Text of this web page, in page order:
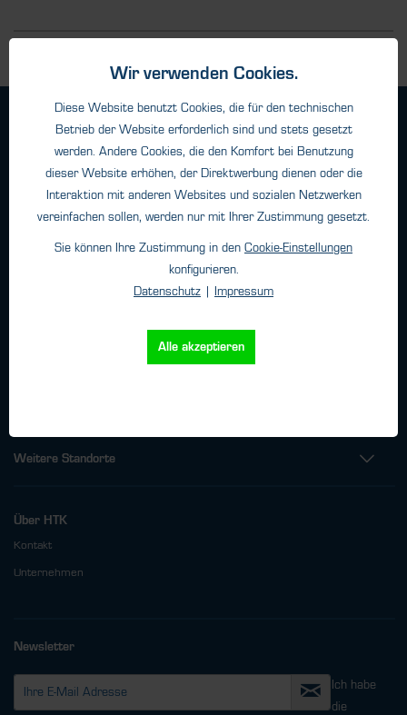
Haftungsangaben
Datenschutz
Impressum
Oehleckerring 32 • 22419 Hamburg
Telefon: +49 (0)40 - 600 38 38 - 0
Weitere Standorte
Über HTK
Kontakt
Unternehmen
Newsletter
Ich habe
die
Wir verwenden Cookies.
Diese Website benutzt Cookies, die für den technischen
Betrieb der Website erforderlich sind und stets gesetzt
werden. Andere Cookies, die den Komfort bei Benutzung
dieser Website erhöhen, der Direktwerbung dienen oder die
Interaktion mit anderen Websites und sozialen Netzwerken
vereinfachen sollen, werden nur mit Ihrer Zustimmung gesetzt.
Sie können Ihre Zustimmung in den Cookie-Einstellungen
konfigurieren.
Datenschutz
Impressum
Alle akzeptieren